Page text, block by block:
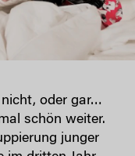
oder gar…
schön weiter.
junger